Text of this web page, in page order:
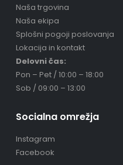
Naša trgovina
Naša ekipa
Splošni pogoji poslovanja
Lokacija in kontakt
Delovni čas:
Pon – Pet / 10:00 – 18:00
Sob / 09:00 – 13:00
Socialna omrežja
Instagram
Facebook